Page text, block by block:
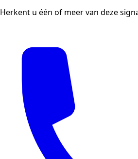
Herkent u één of meer van deze